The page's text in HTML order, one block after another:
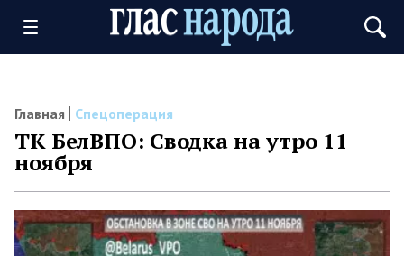
Главная Спецоперация
ТК БелВПО: Сводка на утро 11
ноября